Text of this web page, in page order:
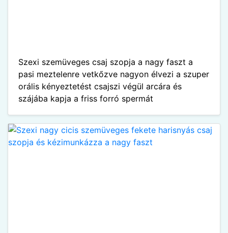
Szexi szemüveges csaj szopja a nagy faszt a
pasi meztelenre vetkőzve nagyon élvezi a szuper
orális kényeztetést csajszi végül arcára és
szájába kapja a friss forró spermát